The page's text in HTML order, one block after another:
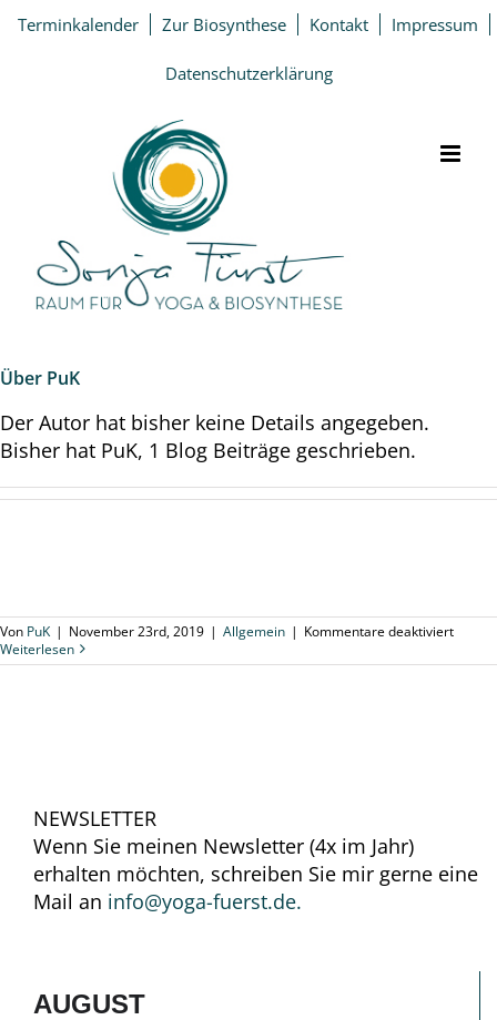
Zum
Inhalt
Terminkalender Zur Biosynthese Kontakt Impressum
Datenschutzerklärung
Über PuK
Der Autor hat bisher keine Details angegeben.
Bisher hat PuK, 1 Blog Beiträge geschrieben.
Von PuK | November 23rd, 2019 | Allgemein | Kommentare deaktiviertfür
Weiterlesen
NEWSLETTER
Wenn Sie meinen Newsletter (4x im Jahr)
erhalten möchten, schreiben Sie mir gerne eine
Mail an info@yoga-fuerst.de.
AUGUST